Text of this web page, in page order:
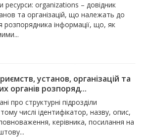
ресурси: organizations – довідник
та організацій, що належать до
розпорядника інформації, що, як
установ, організацій та
органів розпоряд...
про структурні підрозділи
числі ідентифікатор, назву, опис,
керівника, посилання на